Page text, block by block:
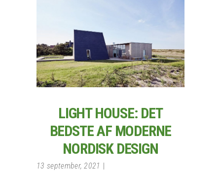
LIGHT HOUSE: DET
BEDSTE AF MODERNE
NORDISK DESIGN
13 september, 2021